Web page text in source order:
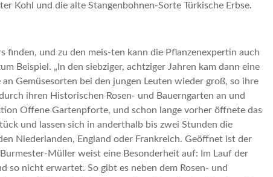
Kohl und die alte Stangenbohnen-Sorte Türkische Erbse.
finden, und zu den meis-ten kann die Pflanzenexpertin auch
Beispiel. „In den siebziger, achtziger Jahren kam dann eine
Gemüsesorten bei den jungen Leuten wieder groß, so ihre
ihren Historischen Rosen- und Bauerngarten an und
Offene Gartenpforte, und schon lange vorher öffnete das
und lassen sich in anderthalb bis zwei Stunden die
Niederlanden, England oder Frankreich. Geöffnet ist der
Müller weist eine Besonderheit auf: Im Lauf der
so nicht erwartet. So gibt es neben dem Rosen- und